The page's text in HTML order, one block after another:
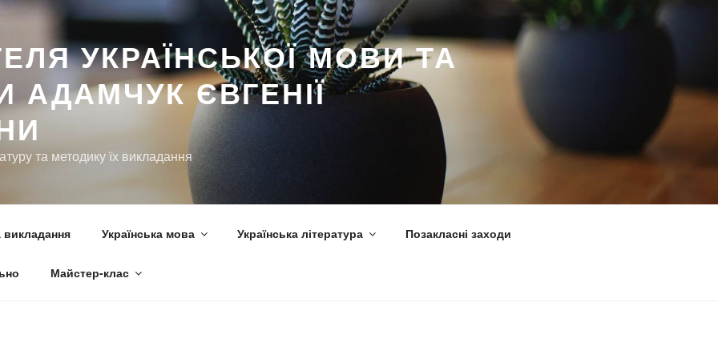
УКРАЇНСЬКОЇ МОВИ ТА
АДАМЧУК ЄВГЕНІЇ
та методику їх викладання
Українська мова Українська література Позакласні заходи
Майстер-клас
Майстер-клас